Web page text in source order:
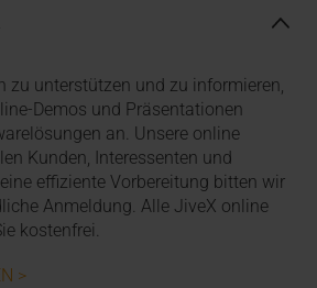
zu unterstützen und zu informieren,
Demos und Präsentationen
an. Unsere online
Kunden, Interessenten und
effiziente Vorbereitung bitten wir
Anmeldung. Alle JiveX online
kostenfrei.
>